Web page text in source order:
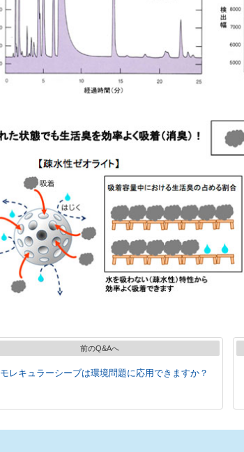
前のQ&Aへ
モレキュラーシーブは環境問題に応用できますか？